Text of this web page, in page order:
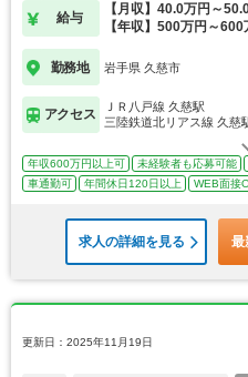
給与
【月収】40.0万円～
【年収】500万円～
勤務地 岩手県 久慈市
アクセス
ＪＲ八戸線 久慈駅
三陸鉄道北リアス線 久慈
年収600万円以上可 未経験者も応募可能
車通勤可
年間休日120日以上 WEB面接
求人の詳細を見る 最
更新日：2025年11月19日